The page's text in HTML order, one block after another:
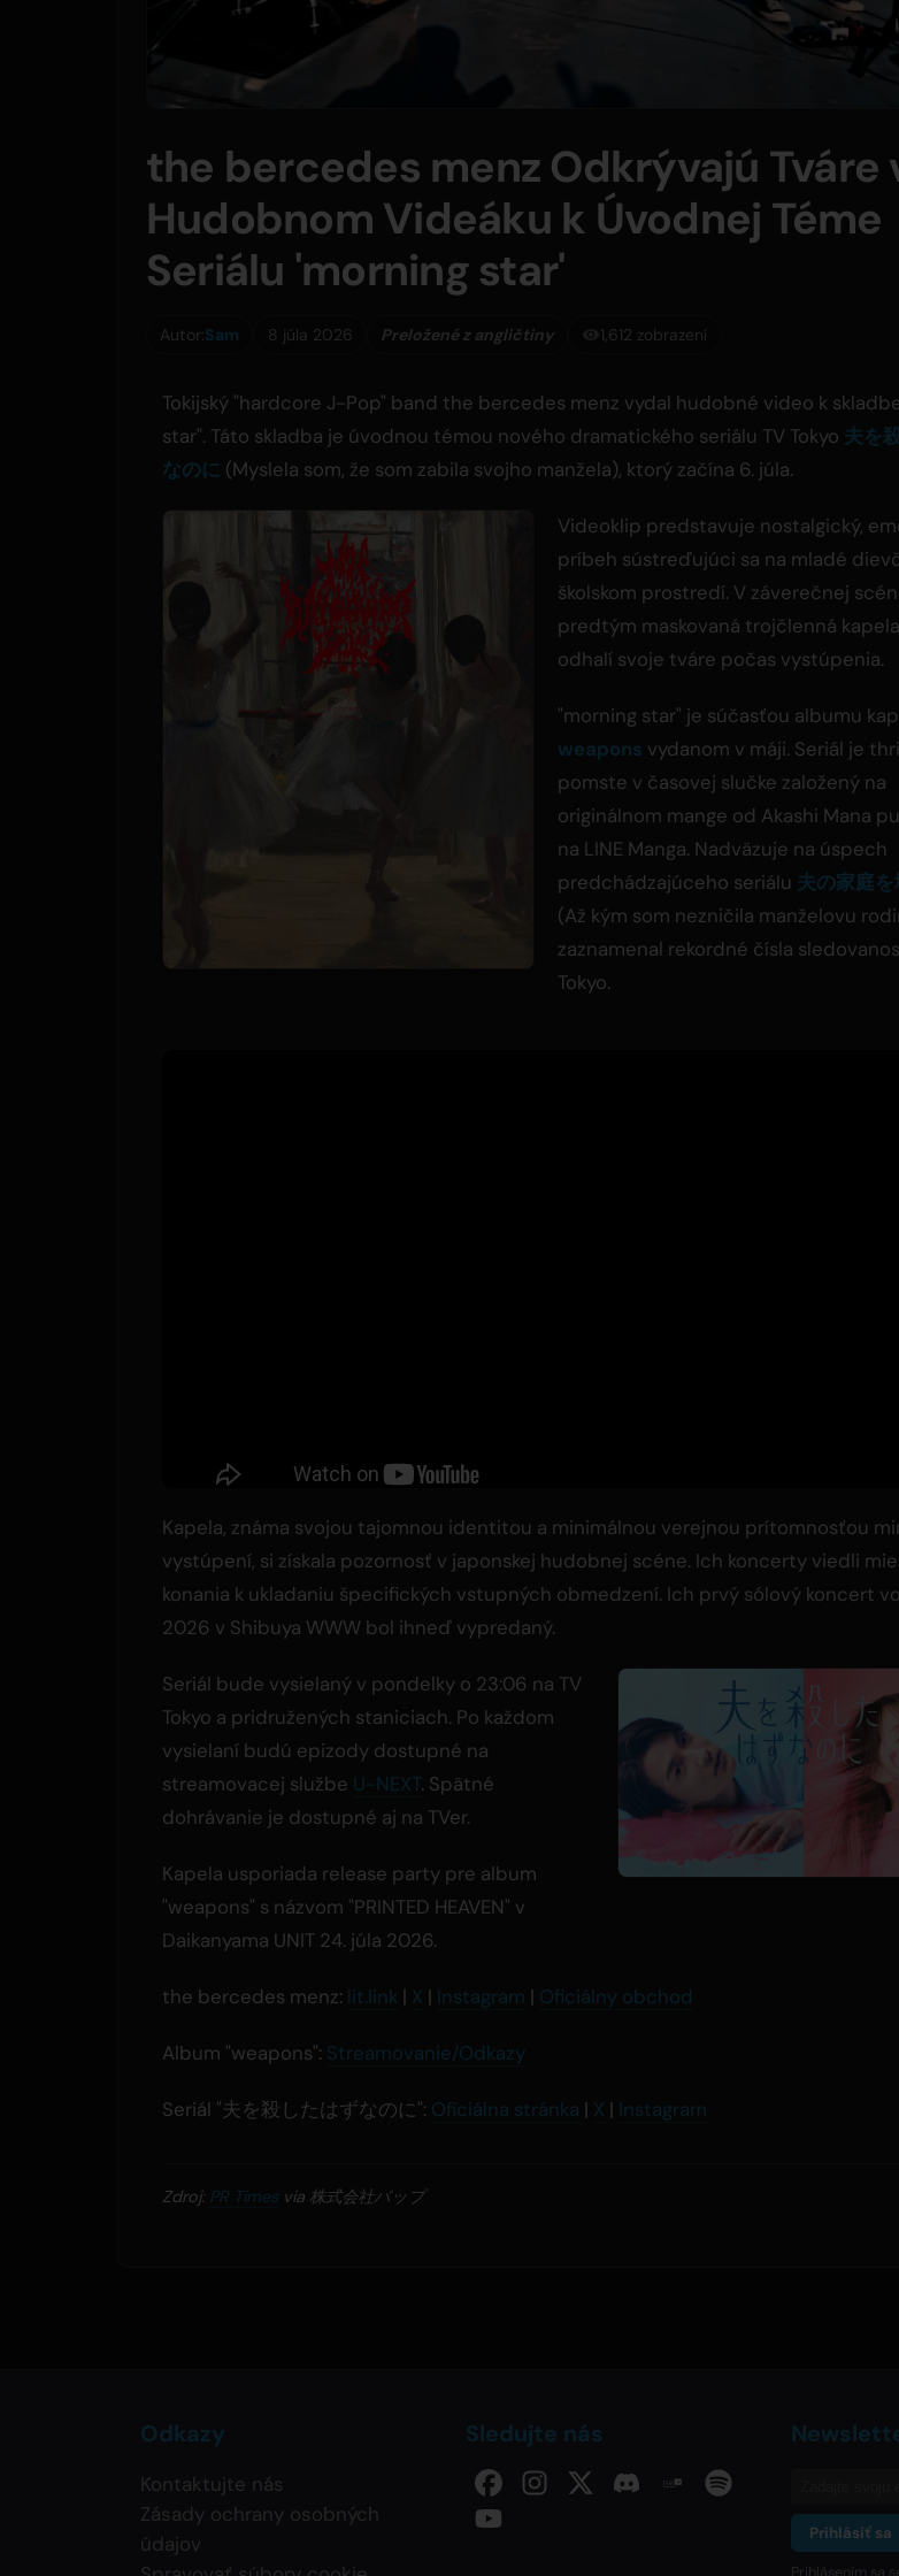
the bercedes menz Odkrývajú Tváre
Hudobnom Videáku k Úvodnej Téme
Seriálu 'morning star'
Autor:Sam 8 júla 2026 Preložené z angličtiny 1,612 zobrazení
Tokijský "hardcore J-Pop" band the bercedes menz vydal hudobné video k
star". Táto skladba je úvodnou témou nového dramatického seriálu TV Tokyo 夫を
なのに (Myslela som, že som zabila svojho manžela), ktorý začína 6. júla.
Videoklip predstavuje nostalgický,
príbeh sústreďujúci sa na mladé
školskom prostredí. V záverečnej
predtým maskovaná trojčlenná
odhalí svoje tváre počas vystúpenia.
"morning star" je súčasťou albumu
weapons vydanom v máji. Seriál je
pomste v časovej slučke založený na
originálnom mange od Akashi Mana
na LINE Manga. Nadväzuje na úspech
predchádzajúceho seriálu 夫の家庭
(Až kým som nezničila manželovu
zaznamenal rekordné čísla
Tokyo.
Kapela, známa svojou tajomnou identitou a minimálnou verejnou prítomnosťou
vystúpení, si získala pozornosť v japonskej hudobnej scéne. Ich koncerty viedli
konania k ukladaniu špecifických vstupných obmedzení. Ich prvý sólový koncert
2026 v Shibuya WWW bol ihneď vypredaný.
Seriál bude vysielaný v pondelky o 23:06 na TV
Tokyo a pridružených staniciach. Po každom
vysielaní budú epizody dostupné na
streamovacej službe U-NEXT. Spätné
dohrávanie je dostupné aj na TVer.
Kapela usporiada release party pre album
"weapons" s názvom "PRINTED HEAVEN" v
Daikanyama UNIT 24. júla 2026.
the bercedes menz: lit.link | X | Instagram | Oficiálny obchod
Album "weapons": Streamovanie/Odkazy
Seriál "夫を殺したはずなのに": Oficiálna stránka | X | Instagram
Zdroj: PR Times via 株式会社バップ
Odkazy
Kontaktujte nás
Zásady ochrany osobných
údajov
Sledujte nás
Prihlásiť sa